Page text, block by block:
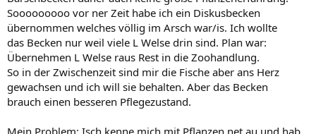
Sooooooooo vor ner Zeit habe ich ein Diskusbecken
übernommen welches völlig im Arsch war/is. Ich wollte
das Becken nur weil viele L Welse drin sind. Plan war:
Übernehmen L Welse raus Rest in die Zoohandlung.
So in der Zwischenzeit sind mir die Fische aber ans Herz
gewachsen und ich will sie behalten. Aber das Becken
brauch einen besseren Pflegezustand.
Mein Problem: Isch kenne mich mit Pflanzen net au und hab